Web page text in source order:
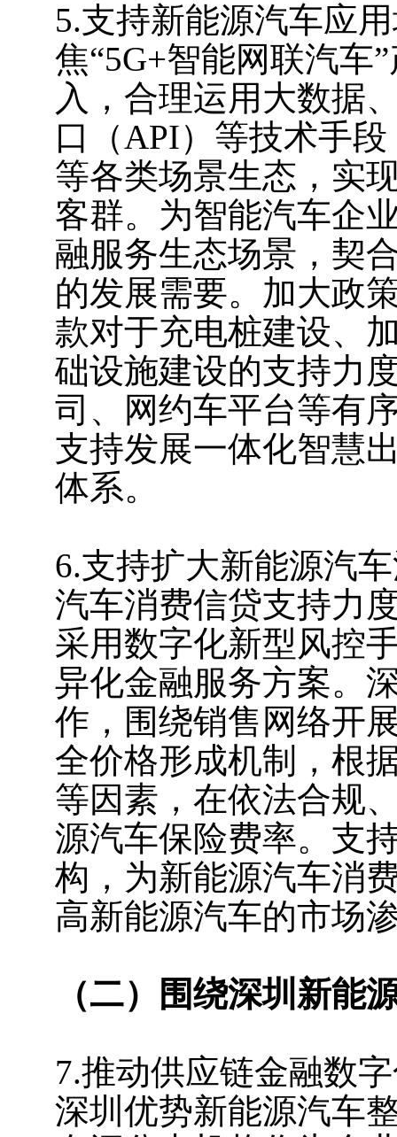
5.支持新能源汽车应
焦“5G+智能网联汽车
入，合理运用大数据
口（API）等技术手
等各类场景生态，实
客群。为智能汽车企
融服务生态场景，契
的发展需要。加大政
款对于充电桩建设、
础设施建设的支持力
司、网约车平台等有
支持发展一体化智慧
体系。
6.支持扩大新能源汽
汽车消费信贷支持力
采用数字化新型风控
异化金融服务方案。
作，围绕销售网络开
全价格形成机制，根
等因素，在依法合规
源汽车保险费率。支
构，为新能源汽车消
高新能源汽车的市场
（二）围绕深圳新能
7.推动供应链金融数
深圳优势新能源汽车